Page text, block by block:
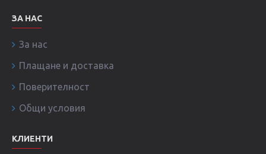
ЗА НАС
За нас
Плащане и доставка
Поверителност
Общи условия
КЛИЕНТИ